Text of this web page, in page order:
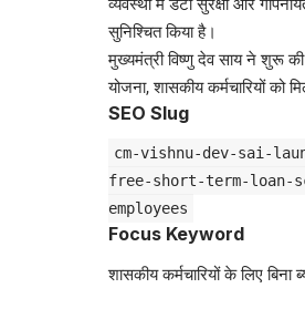
व्यवस्था में डेटा सुरक्षा और
सुनिश्चित किया है।
मुख्यमंत्री विष्णु देव साय ने शुरू
योजना, शासकीय कर्मचारियों को
SEO Slug
cm-vishnu-dev-sai-
free-short-term-loan-
employees
Focus Keyword
शासकीय कर्मचारियों के लिए